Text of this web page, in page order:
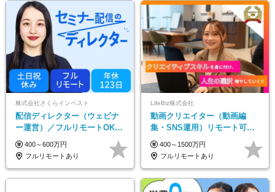
株式会社さくらインベスト
配信ディレクター（ウェビナ
ー運営）／フルリモートOK／
土日祝休み／年休123日／年収
600万円可
400～600万円
フルリモートあり
LifeBiz株式会社
動画クリエイター（動画編
集・SNS運用）リモート可／
月平均43万／未経験歓迎／15
項目に細分化された研修制度♪
400～1500万円
フルリモートあり